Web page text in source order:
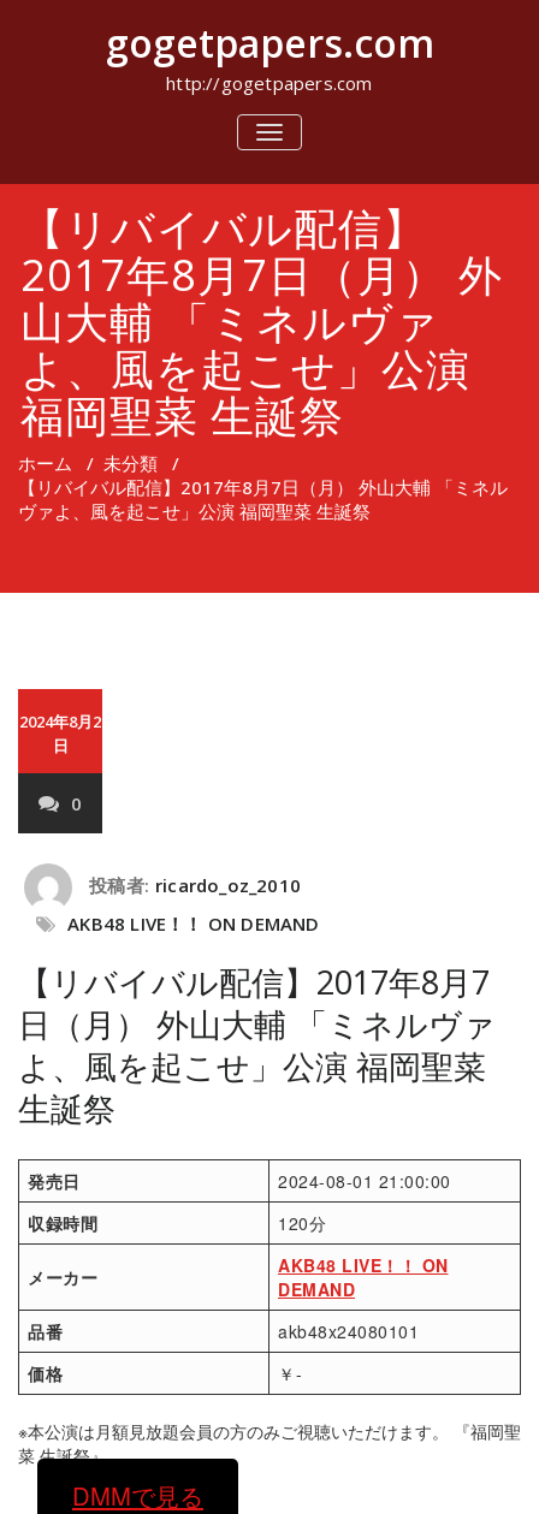
キ
gogetpapers.com
http://gogetpapers.com
ナ
ビ
シ
ョ
ン
を
切
り
替
え
【リバイバル配信】
2017年8月7日（月） 外
山大輔 「ミネルヴァ
よ、風を起こせ」公演
福岡聖菜 生誕祭
ホーム / 未分類 /
【リバイバル配信】2017年8月7日（月） 外山大輔 「ミネル
ヴァよ、風を起こせ」公演 福岡聖菜 生誕祭
2024年8月2
日
0
投稿者: ricardo_oz_2010
AKB48 LIVE！！ ON DEMAND
【リバイバル配信】2017年8月7
日（月） 外山大輔 「ミネルヴァ
よ、風を起こせ」公演 福岡聖菜
生誕祭
発売日
2024-08-01 21:00:00
収録時間
120分
メーカー
AKB48 LIVE！！ ON
DEMAND
品番
akb48x24080101
価格
￥-
※本公演は月額見放題会員の方のみご視聴いただけます。 『福岡聖
菜 生誕祭』
DMMで見る